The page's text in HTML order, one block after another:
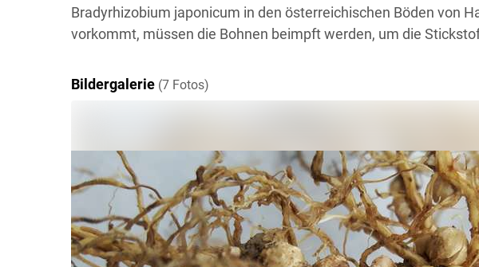
Bradyrhizobium japonicum in den österreichischen Böden von
vorkommt, müssen die Bohnen beimpft werden, um die
Bildergalerie (7 Fotos)